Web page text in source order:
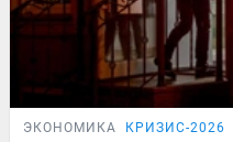
ЭКОНОМИКА КРИЗИС-2026